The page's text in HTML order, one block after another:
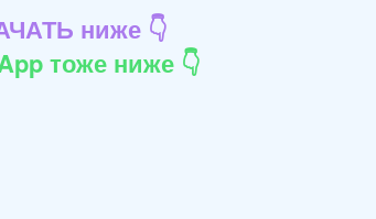
ниже 👇
тоже ниже 👇